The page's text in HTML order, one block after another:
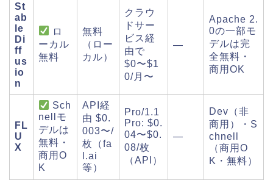
St
ab
le
Di
ff
us
io
n
ロ
ーカル
無料
無料
（ロー
カル）
クラウ
ドサー
ビス経
由で
$0〜$1
0/月〜
—
Apache 2.
0の一部モ
デルは完
全無料・
商用OK
FL
U
X
Sch
nellモ
デルは
無料・
商用O
K
API経
由 $0.
003〜/
枚（fa
l.ai
等）
Pro/1.1
Pro: $0.
04〜$0.
08/枚
（API）
—
Dev（非
商用）・S
chnell
（商用O
K・無料）